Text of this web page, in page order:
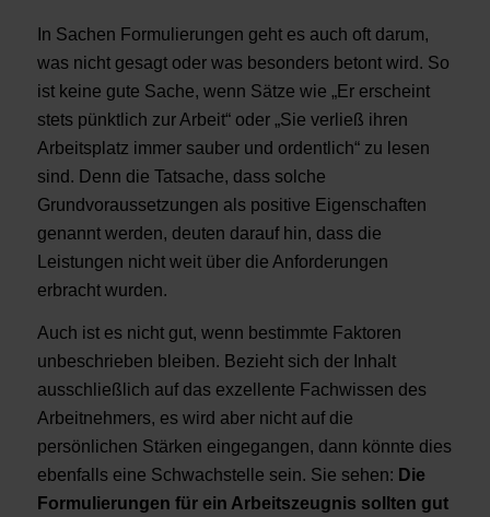
In Sachen Formulierungen geht es auch oft darum,
was nicht gesagt oder was besonders betont wird. So
ist keine gute Sache, wenn Sätze wie „Er erscheint
stets pünktlich zur Arbeit“ oder „Sie verließ ihren
Arbeitsplatz immer sauber und ordentlich“ zu lesen
sind. Denn die Tatsache, dass solche
Grundvoraussetzungen als positive Eigenschaften
genannt werden, deuten darauf hin, dass die
Leistungen nicht weit über die Anforderungen
erbracht wurden.
Auch ist es nicht gut, wenn bestimmte Faktoren
unbeschrieben bleiben. Bezieht sich der Inhalt
ausschließlich auf das exzellente Fachwissen des
Arbeitnehmers, es wird aber nicht auf die
persönlichen Stärken eingegangen, dann könnte dies
ebenfalls eine Schwachstelle sein. Sie sehen: Die
Formulierungen für ein Arbeitszeugnis sollten gut